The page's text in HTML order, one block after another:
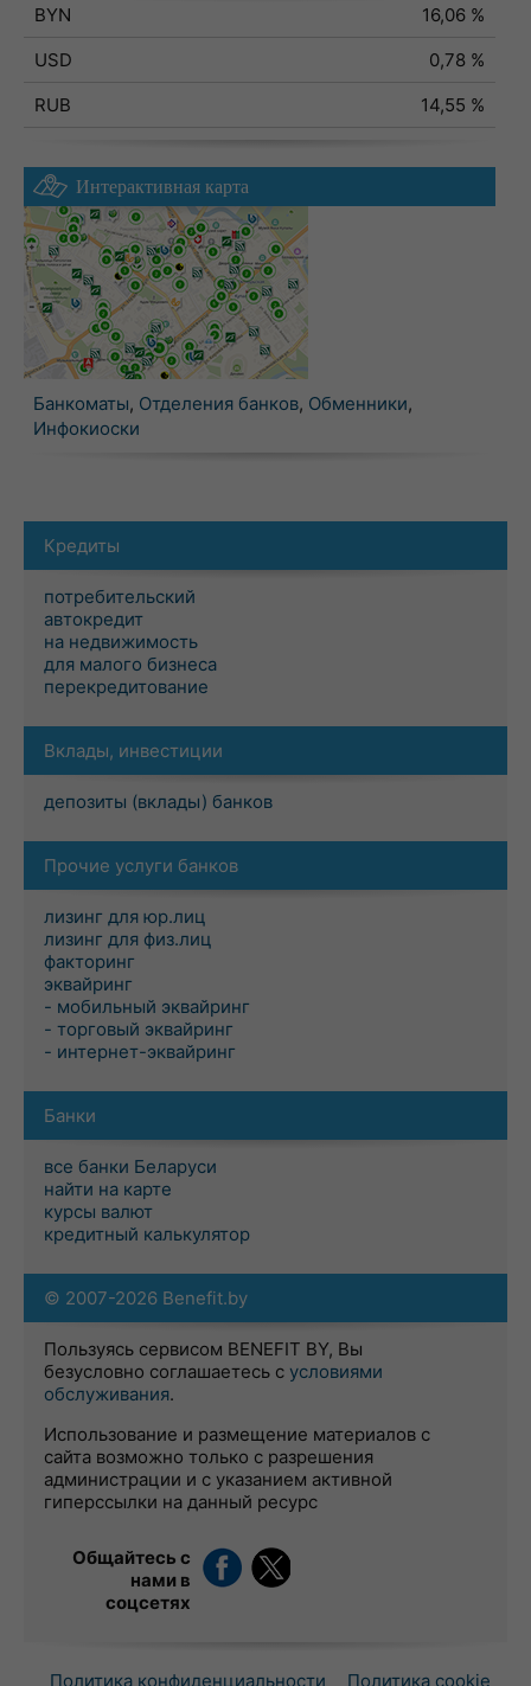
BYN
16,06 %
USD
0,78 %
RUB
14,55 %
Интерактивная карта
Банкоматы, Отделения банков, Обменники,
Инфокиоски
Кредиты
потребительский
автокредит
на недвижимость
для малого бизнеса
перекредитование
Вклады, инвестиции
депозиты (вклады) банков
Прочие услуги банков
лизинг для юр.лиц
лизинг для физ.лиц
факторинг
эквайринг
- мобильный эквайринг
- торговый эквайринг
- интернет-эквайринг
Банки
все банки Беларуси
найти на карте
курсы валют
кредитный калькулятор
© 2007-2026 Benefit.by
Пользуясь сервисом BENEFIT BY, Вы
безусловно соглашаетесь с условиями
обслуживания.
Использование и размещение материалов с
сайта возможно только с разрешения
администрации и с указанием активной
гиперссылки на данный ресурс
Общайтесь с
нами в
соцсетях
Политика конфиденциальности Политика cookie